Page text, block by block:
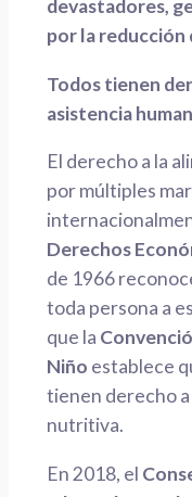
devastadores,
por la reducción
Todos tienen
asistencia
El derecho a la
por múltiples
Derechos
de 1966
toda persona a
que la
Niño establece
tienen derecho
nutritiva.
En 2018, el